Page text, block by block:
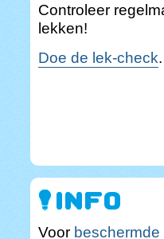
Controleer
lekken!
Doe de lek-check.
Voor beschermde